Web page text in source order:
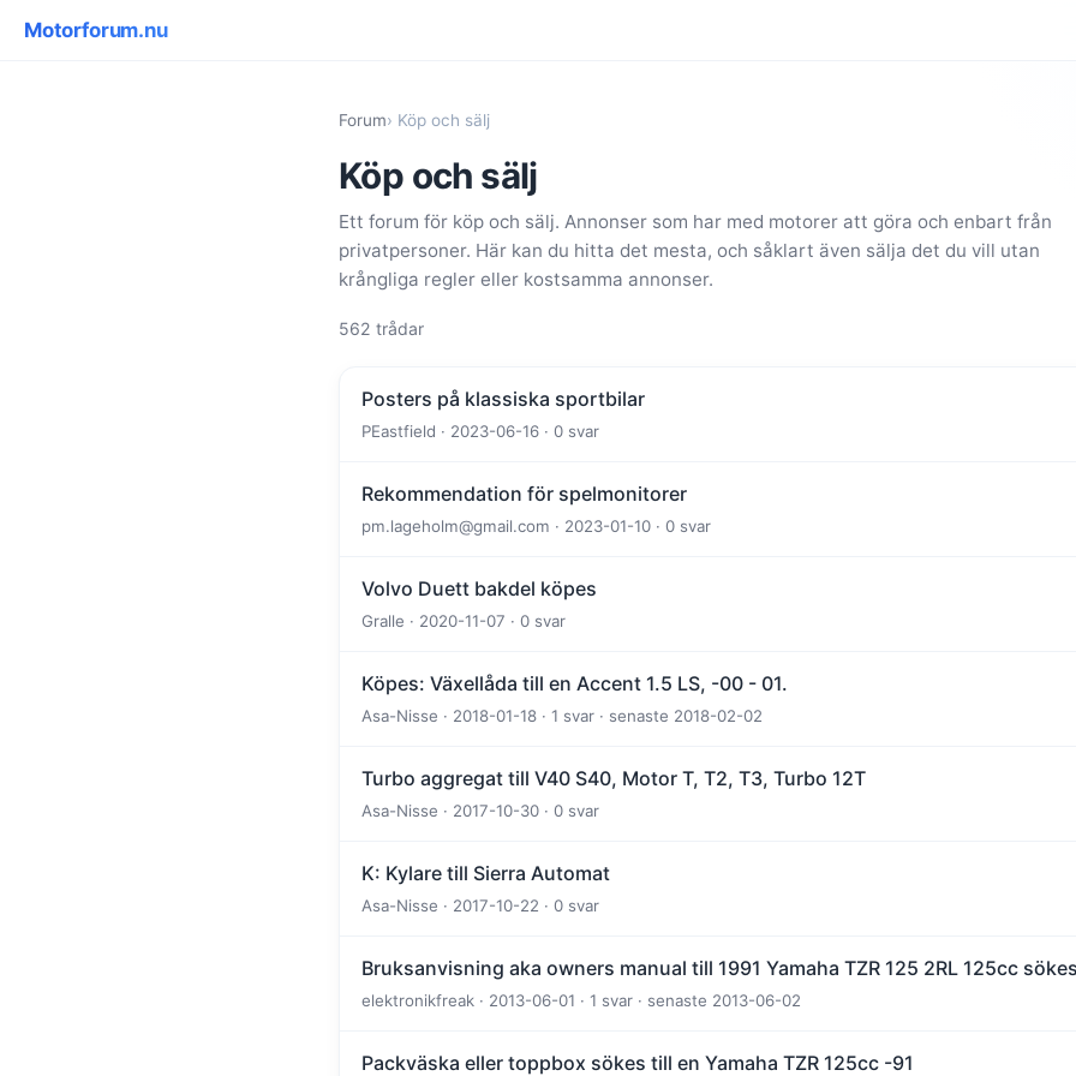
Motorforum.nu
Forum› Köp och sälj
Köp och sälj
Ett forum för köp och sälj. Annonser som har med motorer att göra och enbart från
privatpersoner. Här kan du hitta det mesta, och såklart även sälja det du vill utan
krångliga regler eller kostsamma annonser.
562 trådar
Posters på klassiska sportbilar
PEastfield · 2023-06-16 · 0 svar
Rekommendation för spelmonitorer
pm.lageholm@gmail.com · 2023-01-10 · 0 svar
Volvo Duett bakdel köpes
Gralle · 2020-11-07 · 0 svar
Köpes: Växellåda till en Accent 1.5 LS, -00 - 01.
Asa-Nisse · 2018-01-18 · 1 svar · senaste 2018-02-02
Turbo aggregat till V40 S40, Motor T, T2, T3, Turbo 12T
Asa-Nisse · 2017-10-30 · 0 svar
K: Kylare till Sierra Automat
Asa-Nisse · 2017-10-22 · 0 svar
Bruksanvisning aka owners manual till 1991 Yamaha TZR 125 2RL 125cc
elektronikfreak · 2013-06-01 · 1 svar · senaste 2013-06-02
Packväska eller toppbox sökes till en Yamaha TZR 125cc -91